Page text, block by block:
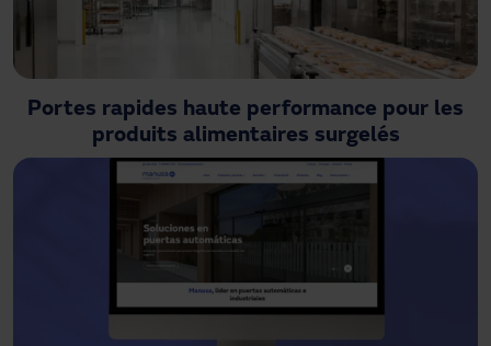
Portes rapides haute performance pour les
produits alimentaires surgelés